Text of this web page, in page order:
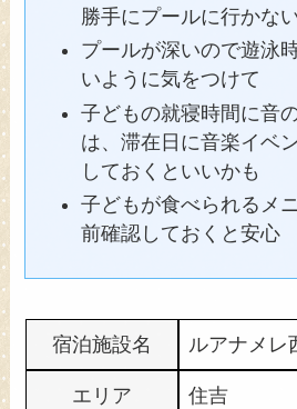
勝手にプールに行かな
プールが深いので遊泳
いように気をつけて
子どもの就寝時間に音
は、滞在日に音楽イベ
しておくといいかも
子どもが食べられるメ
前確認しておくと安心
宿泊施設名 ルアナメレ
エリア 住吉